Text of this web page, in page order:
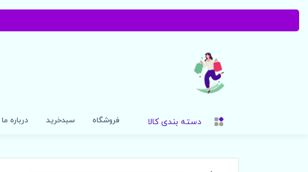
دسته بندی کالا فروشگاه سبدخرید درباره ما